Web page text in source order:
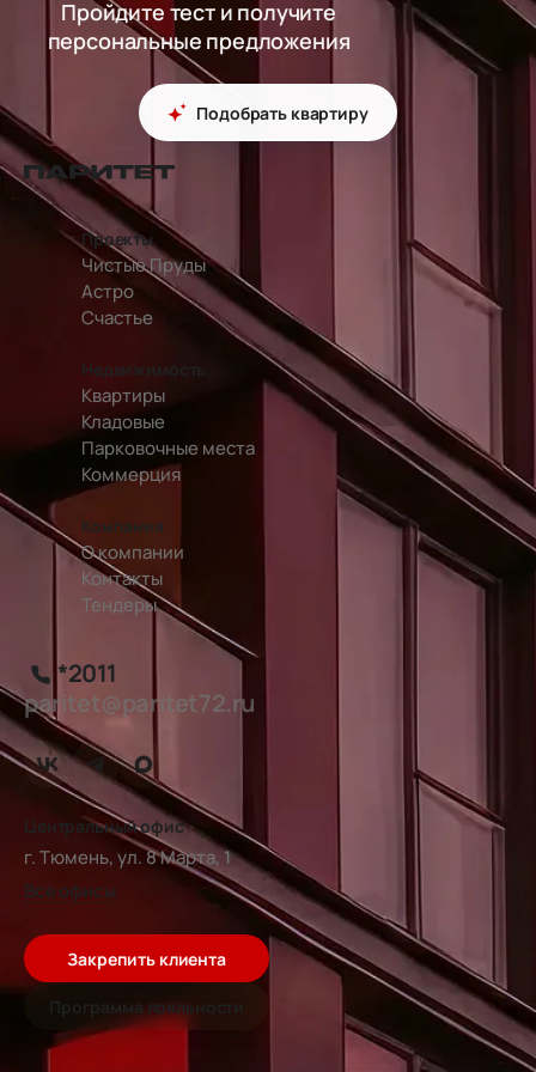
Пройдите тест и получите
персональные предложения
Подобрать квартиру
перейти на главную страницу
Проекты
Чистые Пруды
Астро
Счастье
Недвижимость
Квартиры
Кладовые
Парковочные места
Коммерция
Компания
О компании
Контакты
Тендеры
*2011
paritet@paritet72.ru
Центральный офис
г. Тюмень, ул. 8 Марта, 1
Все офисы
Закрепить клиента
Программа лояльности